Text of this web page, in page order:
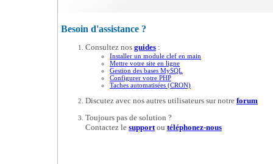
Besoin d'assistance ?
Consultez nos guides :
Installer un module clef en main
Mettre votre site en ligne
Gestion des bases MySQL
Configurer votre PHP
Taches automatisées (CRON)
Discutez avec nos autres utilisateurs sur notre forum
Toujours pas de solution ?
Contactez le supportou téléphonez-nous